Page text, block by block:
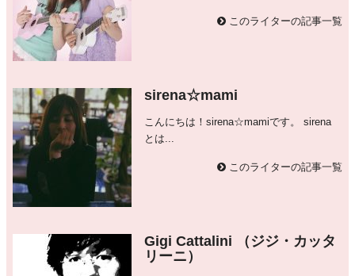
このライターの記事一覧
sirena☆mami
こんにちは！sirena☆mamiです。 sirena
とは...
このライターの記事一覧
Gigi Cattalini （ジジ・カッタ
リーニ）